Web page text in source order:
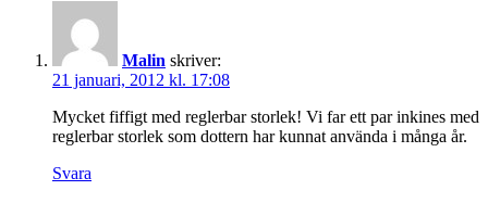
Malin skriver:
21 januari, 2012 kl. 17:08
Mycket fiffigt med reglerbar storlek! Vi far ett par inkines med
reglerbar storlek som dottern har kunnat använda i många år.
Svara